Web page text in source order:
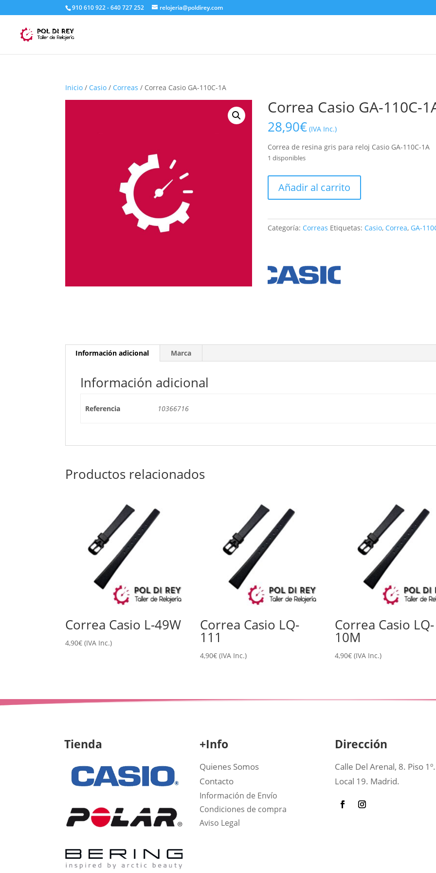
910 610 922 - 640 727 252 relojeria@poldirey.com
Inicio / Casio / Correas / Correa Casio GA-110C-1A
Correa Casio GA-110C-
28,90€ (IVA Inc.)
Correa de resina gris para reloj Casio GA-110C-1A
1 disponibles
Casio
GA-
1A
Añadir al carrito
Categoría: Correas Etiquetas: Casio, Correa, GA-
Información adicional Marca
Información adicional
Referencia 10366716
Productos relacionados
Correa Casio L-49W
4,90€ (IVA Inc.)
Correa Casio LQ-
111
4,90€ (IVA Inc.)
Correa Casio LQ-
10M
4,90€ (IVA Inc.)
Tienda +Info
Quienes Somos
Contacto
Información de Envío
Condiciones de compra
Aviso Legal
Dirección
Calle Del Arenal, 8. Piso 1º.
Local 19. Madrid.